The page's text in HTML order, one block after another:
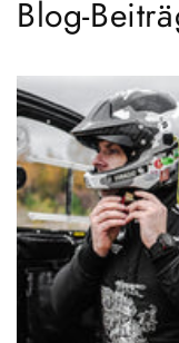
Blog-